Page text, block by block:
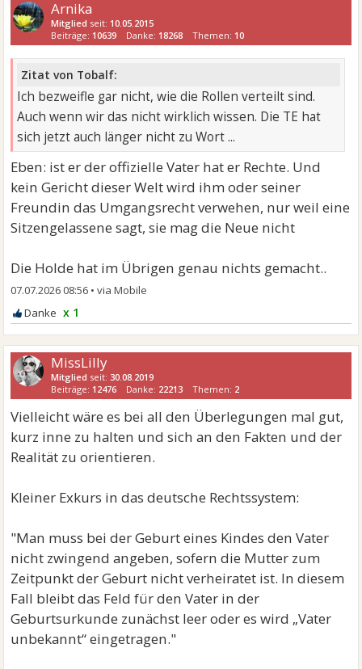
Arnika
Mitglied seit: 10.05.2015
Beiträge: 10639 Danke: 18268 Themen: 10
Zitat von Tobalf:
Ich bezweifle gar nicht, wie die Rollen verteilt sind.
Auch wenn wir das nicht wirklich wissen. Die TE hat
sich jetzt auch länger nicht zu Wort ...
Eben: ist er der offizielle Vater hat er Rechte. Und
kein Gericht dieser Welt wird ihm oder seiner
Freundin das Umgangsrecht verwehen, nur weil eine
Sitzengelassene sagt, sie mag die Neue nicht
Die Holde hat im Übrigen genau nichts gemacht..
07.07.2026 08:56 •
x 1
MissLilly
Mitglied seit:30.08.2019
Beiträge: 12476 Danke: 22213 Themen: 2
Vielleicht wäre es bei all den Überlegungen mal gut,
kurz inne zu halten und sich an den Fakten und der
Realität zu orientieren.
Kleiner Exkurs in das deutsche Rechtssystem:
"Man muss bei der Geburt eines Kindes den Vater
nicht zwingend angeben, sofern die Mutter zum
Zeitpunkt der Geburt nicht verheiratet ist. In diesem
Fall bleibt das Feld für den Vater in der
Geburtsurkunde zunächst leer oder es wird „Vater
unbekannt“ eingetragen."